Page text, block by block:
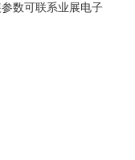
数可联系业展电子